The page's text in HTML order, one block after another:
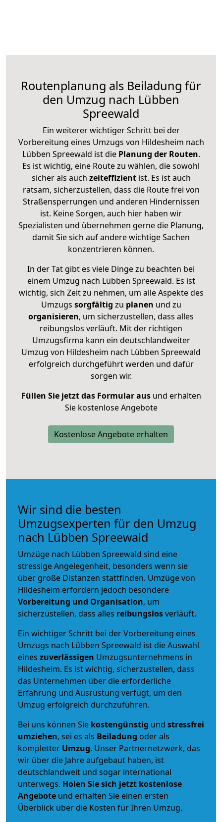
Routenplanung als Beiladung für
den Umzug nach Lübben
Spreewald
Ein weiterer wichtiger Schritt bei der
Vorbereitung eines Umzugs von Hildesheim nach
Lübben Spreewald ist diePlanung der Routen.
Es ist wichtig, eine Route zu wählen, die sowohl
sicher als auch zeiteffizientist. Es ist auch
ratsam, sicherzustellen, dass die Route frei von
Straßensperrungen und anderen Hindernissen
ist. Keine Sorgen, auch hier haben wir
Spezialisten und übernehmen gerne die Planung,
damit Sie sich auf andere wichtige Sachen
konzentrieren können.
In der Tat gibt es viele Dinge zu beachten bei
einem Umzug nach Lübben Spreewald. Es ist
wichtig, sich Zeit zu nehmen, um alle Aspekte des
Umzugs sorgfältig zu planen und zu
organisieren, um sicherzustellen, dass alles
reibungslos verläuft. Mit der richtigen
Umzugsfirma kann ein deutschlandweiter
Umzug von Hildesheim nach Lübben Spreewald
erfolgreich durchgeführt werden und dafür
sorgen wir.
Füllen Sie jetzt das Formular ausund erhalten
Sie kostenlose Angebote
Kostenlose Angebote erhalten
Wir sind die besten
Umzugsexperten für den Umzug
nach Lübben Spreewald
Umzüge nach Lübben Spreewald sind eine
stressige Angelegenheit, besonders wenn sie
über große Distanzen stattfinden. Umzüge von
Hildesheim erfordern jedoch besondere
Vorbereitung und Organisation, um
sicherzustellen, dass alles reibungslosverläuft.
Ein wichtiger Schritt bei der Vorbereitung eines
Umzugs nach Lübben Spreewald ist die Auswahl
eines zuverlässigen Umzugsunternehmens in
Hildesheim. Es ist wichtig, sicherzustellen, dass
das Unternehmen über die erforderliche
Erfahrung und Ausrüstung verfügt, um den
Umzug erfolgreich durchzuführen.
Bei uns können Sie kostengünstig und stressfrei
umziehen, sei es als Beiladung oder als
kompletter Umzug. Unser Partnernetzwerk, das
wir über die Jahre aufgebaut haben, ist
deutschlandweit und sogar international
unterwegs. Holen Sie sich jetzt kostenlose
Angebote und erhalten Sie einen ersten
Überblick über die Kosten für Ihren Umzug.